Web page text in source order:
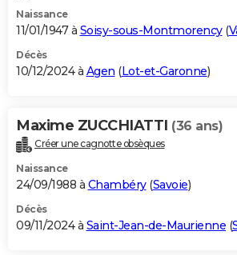
Naissance
11/01/1947 à Soisy-sous-Montmorency(
Décès
10/12/2024 à Agen (Lot-et-Garonne)
Maxime ZUCCHIATTI (36 ans)
Créer une cagnotte obsèques
Naissance
24/09/1988 à Chambéry(Savoie)
Décès
09/11/2024 à Saint-Jean-de-Maurienne (